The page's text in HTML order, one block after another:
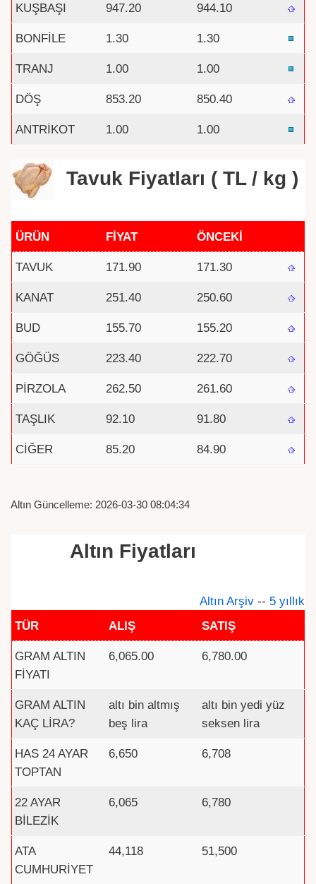
KUŞBAŞI 947.20 944.10
BONFİLE 1.30 1.30
TRANJ 1.00 1.00
DÖŞ 853.20 850.40
ANTRİKOT 1.00 1.00
Tavuk Fiyatları ( TL / kg )
ÜRÜN FİYAT ÖNCEKİ
TAVUK 171.90 171.30
KANAT 251.40 250.60
BUD 155.70 155.20
GÖĞÜS 223.40 222.70
PİRZOLA 262.50 261.60
TAŞLIK 92.10 91.80
CİĞER 85.20 84.90
Altın Güncelleme: 2026-03-30 08:04:34
Altın Fiyatları
Altın Arşiv -- 5 yıllık
TÜR
ALIŞ SATIŞ
GRAM ALTIN
FİYATI
6,065.00 6,780.00
GRAM ALTIN
KAÇ LİRA?
altı bin altmış
beş lira
altı bin yedi yüz
seksen lira
HAS 24 AYAR
TOPTAN
6,650 6,708
22 AYAR
BİLEZİK
6,065 6,780
ATA
CUMHURİYET
44,118 51,500